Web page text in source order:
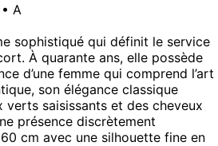
A
sophistiqué qui définit le service
À quarante ans, elle possède
d’une femme qui comprend l’art
son élégance classique
verts saisissants et des cheveux
présence discrètement
cm avec une silhouette fine en